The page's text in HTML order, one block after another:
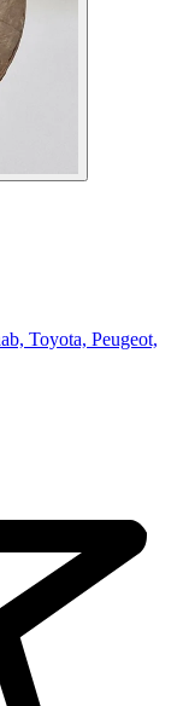
Toyota, Peugeot,